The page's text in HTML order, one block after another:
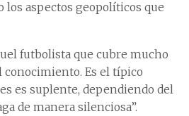
los aspectos geopolíticos que
futbolista que cubre mucho
conocimiento. Es el típico
es suplente, dependiendo del
de manera silenciosa”.